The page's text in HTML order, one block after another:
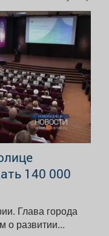
140 000
Глава города
о развитии...